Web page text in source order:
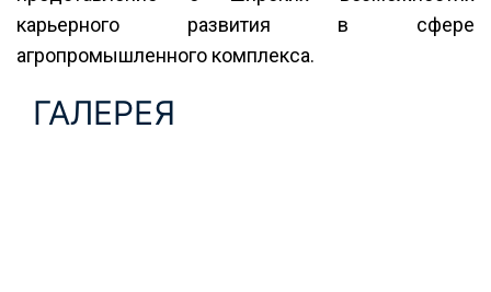
карьерного развития в сфере
агропромышленного комплекса.
ГАЛЕРЕЯ